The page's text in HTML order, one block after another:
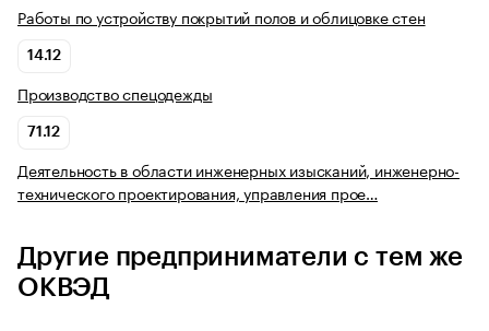
Работы по устройству покрытий полов и облицовке стен
14.12
Производство спецодежды
71.12
Деятельность в области инженерных изысканий, инженерно-
технического проектирования, управления прое…
Другие предприниматели с тем же
ОКВЭД